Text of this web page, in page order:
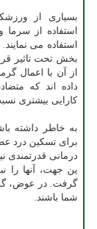
استفاده از
استفاده می
بخش تحت تاثیر
از آن با اعمال
داده اند كه
كارایی بیشتری
به خاطر داشته
برای تسكین درد
درمانی قدرتمندی
ین جهت، آنها را
گرفت. در عوض،
شما باشند.